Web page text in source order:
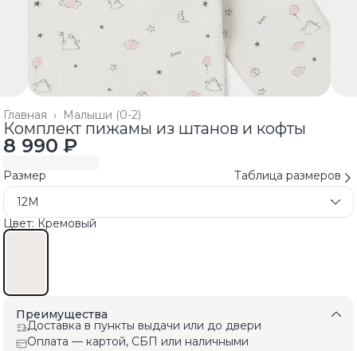
Малыши (0-2)
Главная ›
Комплект пижамы из штанов и кофты
8 990 ₽
Размер
Таблица размеров
12M
Цвет: Кремовый
Преимущества
Доставка в пункты выдачи или до двери
Оплата — картой, СБП или наличными